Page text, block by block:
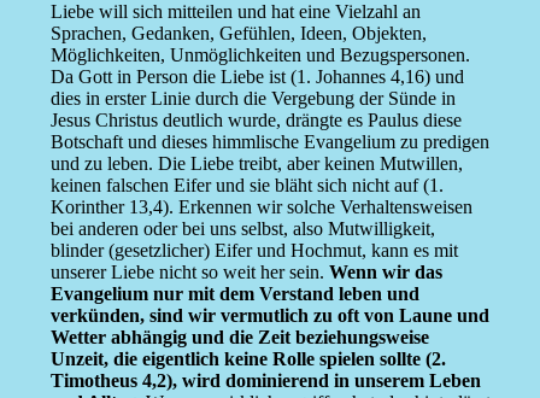
Liebe will sich mitteilen und hat eine Vielzahl an
Sprachen, Gedanken, Gefühlen, Ideen, Objekten,
Möglichkeiten, Unmöglichkeiten und Bezugspersonen.
Da Gott in Person die Liebe ist (1. Johannes 4,16) und
dies in erster Linie durch die Vergebung der Sünde in
Jesus Christus deutlich wurde, drängte es Paulus diese
Botschaft und dieses himmlische Evangelium zu predigen
und zu leben. Die Liebe treibt, aber keinen Mutwillen,
keinen falschen Eifer und sie bläht sich nicht auf (1.
Korinther 13,4). Erkennen wir solche Verhaltensweisen
bei anderen oder bei uns selbst, also Mutwilligkeit,
blinder (gesetzlicher) Eifer und Hochmut, kann es mit
unserer Liebe nicht so weit her sein. Wenn wir das
Evangelium nur mit dem Verstand leben und
verkünden, sind wir vermutlich zu oft von Laune und
Wetter abhängig und die Zeit beziehungsweise
Unzeit, die eigentlich keine Rolle spielen sollte (2.
Timotheus 4,2), wird dominierend in unserem Leben